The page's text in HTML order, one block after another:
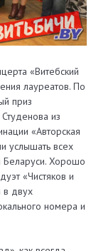
«Витебский
лауреатов. По
приз
из
«Авторская
услышать всех
Беларуси. Хорошо
«Чистяков и
в двух
номера и